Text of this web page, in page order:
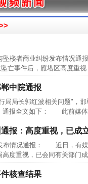
楼者商业纠纷发布情况
亡事件后，雁塔区高度重
中院通报
局长郭红波相关问题"，邯
报全文如下： 此前媒体
报：高度重视，已成
情况通报： 近日，有媒
度重视，已会同有关部门
核查结果